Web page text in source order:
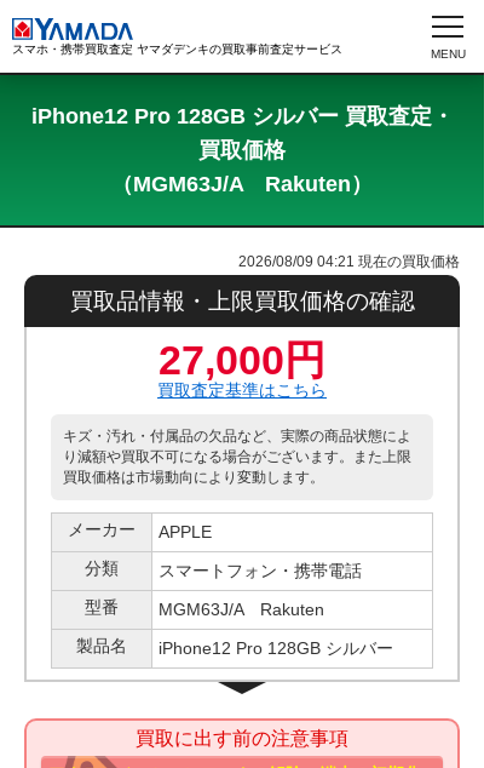
スマホ・携帯買取査定 ヤマダデンキの買取事前査定サービス
iPhone12 Pro 128GB シルバー 買取査定・
買取価格
（MGM63J/A Rakuten）
2026/08/09 04:21 現在の買取価格
買取品情報・上限買取価格の確認
27,000円
買取査定基準はこちら
キズ・汚れ・付属品の欠品など、実際の商品状態によ
り減額や買取不可になる場合がございます。また上限
買取価格は市場動向により変動します。
メーカー
APPLE
分類
スマートフォン・携帯電話
型番
MGM63J/A Rakuten
製品名
iPhone12 Pro 128GB シルバー
買取に出す前の注意事項